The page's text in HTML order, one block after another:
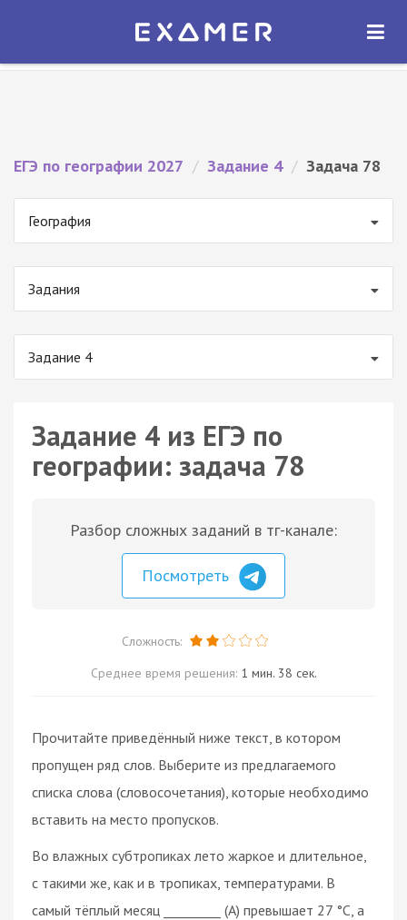
Экзамер — ЕГЭ 2027
ОТКРЫТЬ
ЕГЭ по географии 2027 / Задание 4 / Задача 78
География
Задания
Задание 4
Задание 4 из ЕГЭ по
географии: задача 78
Разбор сложных заданий в тг-канале:
Посмотреть
Сложность:
Среднее время решения: 1 мин. 38 сек.
Прочитайте приведённый ниже текст, в котором
пропущен ряд слов. Выберите из предлагаемого
списка слова (словосочетания), которые необходимо
вставить на место пропусков.
Во влажных субтропиках лето жаркое и длительное,
с такими же, как и в тропиках, температурами. В
самый тёплый месяц _________ (А) превышает 27 °C, а